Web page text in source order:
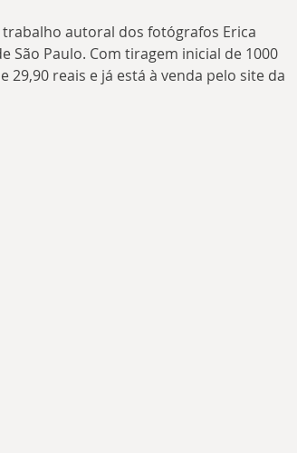
autoral dos fotógrafos Erica
São Paulo. Com tiragem inicial de 1000
reais e já está à venda pelo site da